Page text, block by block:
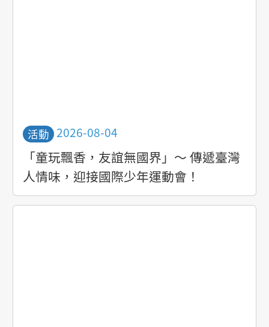
活動 活動日期
2026-08-04
「童玩飄香，友誼無國界」～ 傳遞臺灣
人情味，迎接國際少年運動會！